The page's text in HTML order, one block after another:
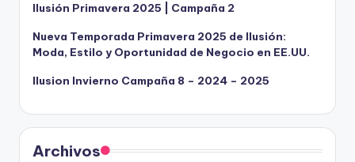
Ilusión Primavera 2025 | Campaña 2
Nueva Temporada Primavera 2025 de Ilusión:
Moda, Estilo y Oportunidad de Negocio en EE.UU.
Ilusion Invierno Campaña 8 – 2024 – 2025
Archivos